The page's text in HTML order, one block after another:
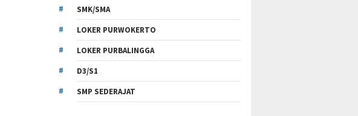
SMK/SMA
LOKER PURWOKERTO
LOKER PURBALINGGA
D3/S1
SMP SEDERAJAT